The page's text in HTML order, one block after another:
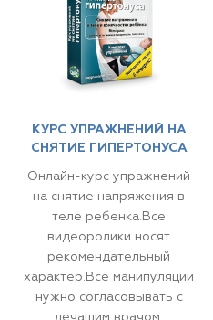
КУРС УПРАЖНЕНИЙ НА
СНЯТИЕ ГИПЕРТОНУСА
Онлайн-курс упражнений
на снятие напряжения в
теле ребенка.Все
видеоролики носят
рекомендательный
характер.Все манипуляции
нужно согласовывать с
лечащим врачом.